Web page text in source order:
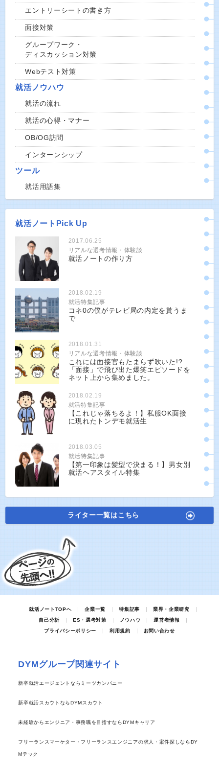
エントリーシートの書き方
面接対策
グループワーク・
ディスカッション対策
Webテスト対策
就活ノウハウ
就活の流れ
就活の心得・マナー
OB/OG訪問
インターンシップ
ツール
就活用語集
就活ノートPick Up
2017.06.25
リアルな選考情報・体験談
就活ノートの作り方
2018.02.19
就活特集記事
コネ0の僕がテレビ局の内定を貰うま
で
2018.01.31
リアルな選考情報・体験談
これには面接官もたまらず吹いた!?
「面接」で飛び出た爆笑エピソードを
ネット上から集めました。
2018.02.19
就活特集記事
【これじゃ落ちるよ！】私服OK面接
に現れたトンデモ就活生
2018.03.05
就活特集記事
【第一印象は髪型で決まる！】男女別
就活ヘアスタイル特集
ライター一覧はこちら
就活ノートTOPへ 企業一覧 特集記事
業界・企業研究
自己分析
ES・選考対策 ノウハウ
運営者情報
プライバシーポリシー
利用規約 お問い合わせ
DYMグループ関連サイト
新卒就活エージェントならミーツカンパニー
新卒就活スカウトならDYMスカウト
未経験からエンジニア・事務職を目指すならDYMキャリア
フリーランスマーケター・フリーランスエンジニアの求人・案件探しならDY
Mテック